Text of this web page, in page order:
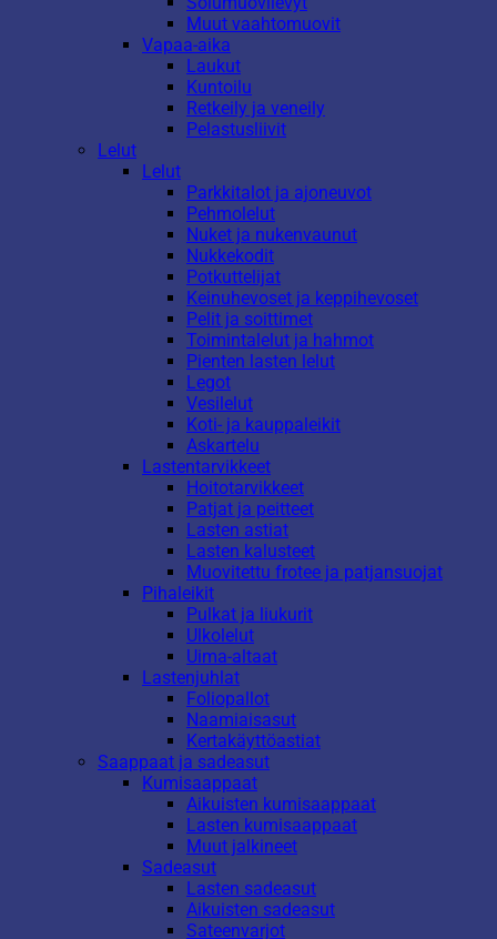
Muut vaahtomuovit
Vapaa-aika
Laukut
Kuntoilu
Retkeily ja veneily
Pelastusliivit
Lelut
Lelut
Parkkitalot ja ajoneuvot
Pehmolelut
Nuket ja nukenvaunut
Nukkekodit
Potkuttelijat
Keinuhevoset ja keppihevoset
Pelit ja soittimet
Toimintalelut ja hahmot
Pienten lasten lelut
Legot
Vesilelut
Koti- ja kauppaleikit
Askartelu
Lastentarvikkeet
Hoitotarvikkeet
Patjat ja peitteet
Lasten astiat
Lasten kalusteet
Muovitettu frotee ja patjansuojat
Pihaleikit
Pulkat ja liukurit
Ulkolelut
Uima-altaat
Lastenjuhlat
Foliopallot
Naamiaisasut
Kertakäyttöastiat
Saappaat ja sadeasut
Kumisaappaat
Aikuisten kumisaappaat
Lasten kumisaappaat
Muut jalkineet
Sadeasut
Lasten sadeasut
Aikuisten sadeasut
Sateenvarjot